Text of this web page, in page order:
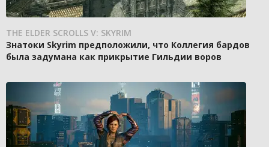
THE ELDER SCROLLS V: SKYRIM
Знатоки Skyrim предположили, что Коллегия бардов
была задумана как прикрытие Гильдии воров